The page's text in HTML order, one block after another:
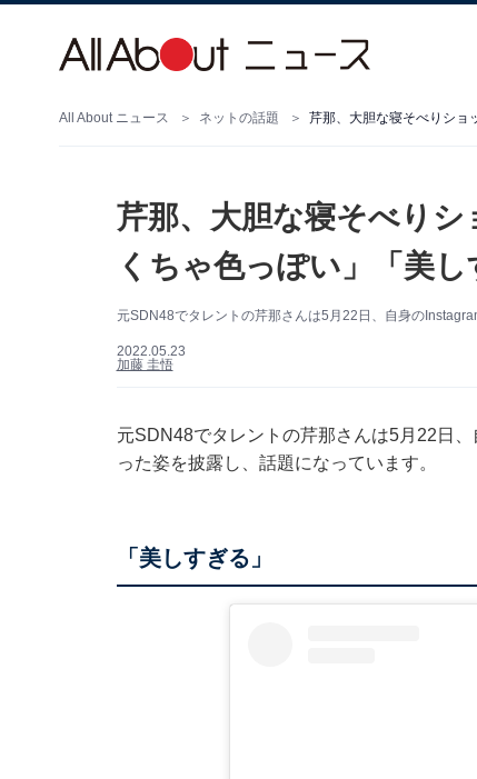
All About ニュース ネットの話題 芹那、大胆な寝そべりショ
芹那、大胆な寝そべり
くちゃ色っぽい」「美し
元SDN48でタレントの芹那さんは5月22日、自身の
2022.05.23
加藤 圭悟
元SDN48でタレントの芹那さんは5月22日
った姿を披露し、話題になっています。
「美しすぎる」